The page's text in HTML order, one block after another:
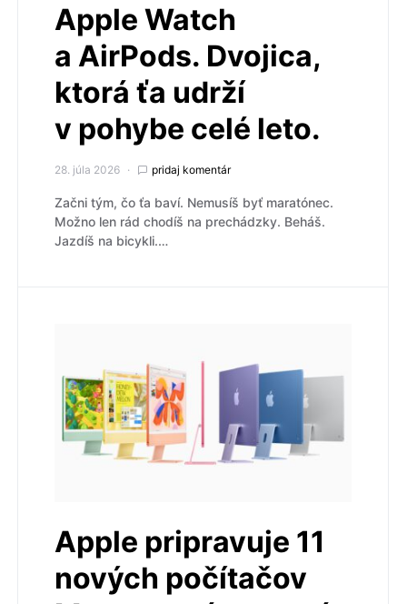
Apple Watch
a AirPods. Dvojica,
ktorá ťa udrží
v pohybe celé leto.
28. júla 2026 pridaj komentár
Začni tým, čo ťa baví. Nemusíš byť maratónec.
Možno len rád chodíš na prechádzky. Beháš.
Jazdíš na bicykli.…
Apple pripravuje 11
nových počítačov